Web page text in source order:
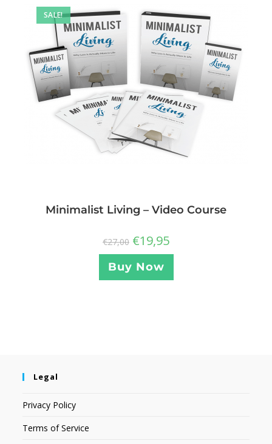
SALE!
Minimalist Living – Video Course
€27,00 €19,95
Buy Now
Legal
Privacy Policy
Terms of Service